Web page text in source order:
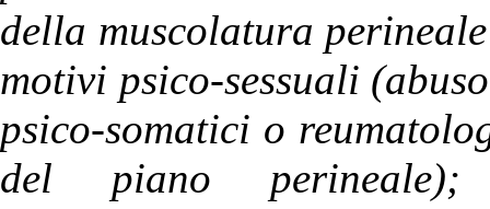
della muscolatura
motivi psico-sessuali
psico-somatici o
del piano